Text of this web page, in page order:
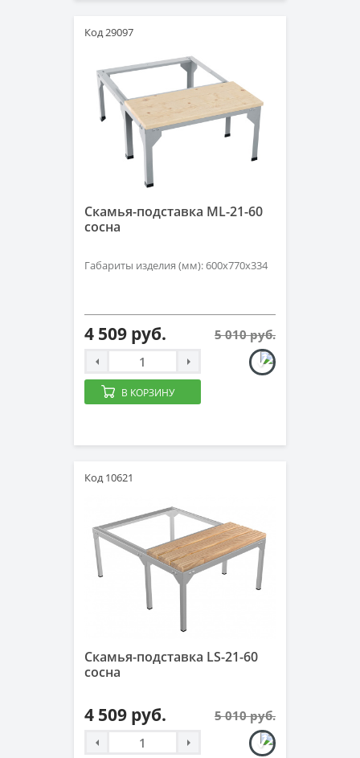
Код 29097
Скамья-подставка ML-21-60
сосна
Габариты изделия (мм): 600х770х334
4 509 руб. 5 010 руб.
В КОРЗИНУ
Код 10621
Скамья-подставка LS-21-60
сосна
4 509 руб. 5 010 руб.